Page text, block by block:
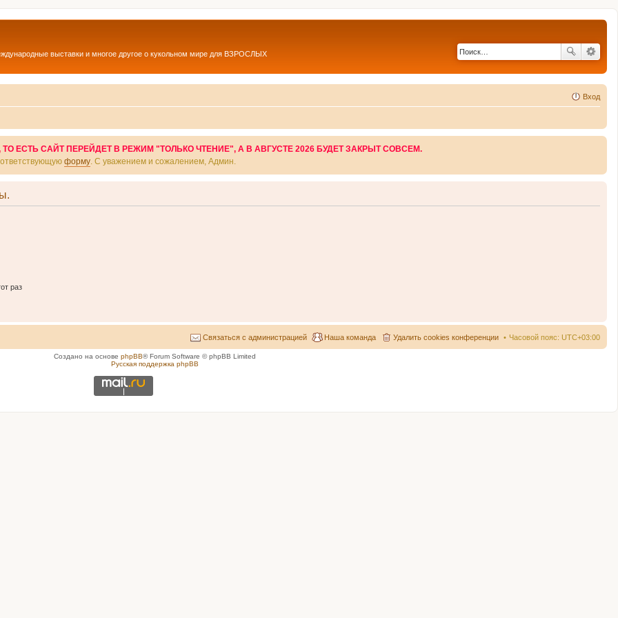
выставки и многое другое о кукольном мире для ВЗРОСЛЫХ
Вход
ЕСТЬ САЙТ ПЕРЕЙДЕТ В РЕЖИМ "ТОЛЬКО ЧТЕНИЕ", А В АВГУСТЕ 2026 БУДЕТ ЗАКРЫТ СОВСЕМ.
форму . С уважением и сожалением, Админ.
раз
Часовой пояс: UTC+03:00
Удалить cookies конференции
Наша команда
Связаться с администрацией
Создано на основе phpBB® Forum Software © phpBB Limited
Русская поддержка phpBB